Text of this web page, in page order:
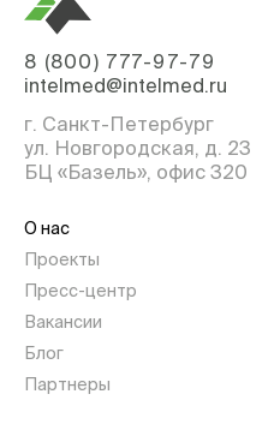
8 (800) 777-97-79
intelmed@intelmed.ru
г. Санкт-Петербург
ул. Новгородская, д. 23
БЦ «Базель», офис 320
О нас
Проекты
Пресс-центр
Вакансии
Блог
Партнеры